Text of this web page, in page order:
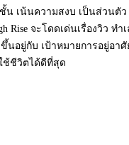
น เน้นความสงบ เป็นส่วนตั
จะโดดเด่นเรื่องวิว ทำ
นอยู่กับ เป้าหมายการอยู่อ
ช้ชีวิตได้ดีที่สุด